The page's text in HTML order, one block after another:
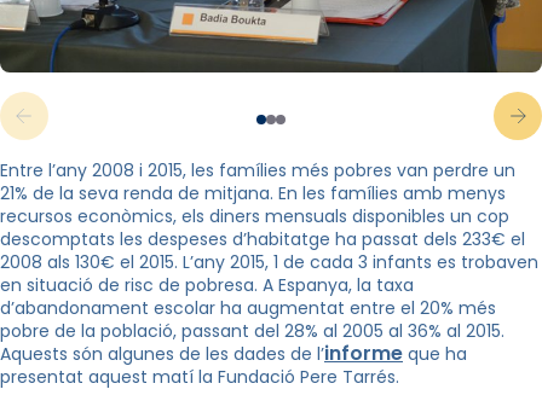
Entre l’any 2008 i 2015, les famílies més pobres van perdre un
21% de la seva renda de mitjana. En les famílies amb menys
recursos econòmics, els diners mensuals disponibles un cop
descomptats les despeses d’habitatge ha passat dels 233€ el
2008 als 130€ el 2015. L’any 2015, 1 de cada 3 infants es trobaven
en situació de risc de pobresa. A Espanya, la taxa
d’abandonament escolar ha augmentat entre el 20% més
pobre de la població, passant del 28% al 2005 al 36% al 2015.
Aquests són algunes de les dades de l’informe que ha
presentat aquest matí la Fundació Pere Tarrés.